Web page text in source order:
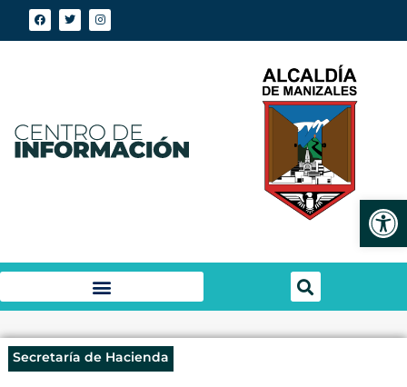
Secretaría de Hacienda